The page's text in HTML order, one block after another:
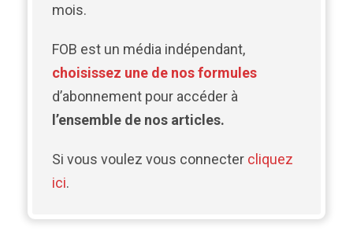
mois.
FOB est un média indépendant,
choisissez une de nos formules
d’abonnement pour accéder à
l’ensemble de nos articles.
Si vous voulez vous connecter cliquez
ici.